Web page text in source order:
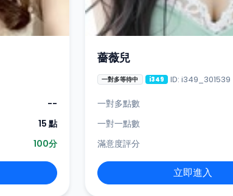
--
15 點
100分
薔薇兒
一對多等待中 i349 ID: i349_301539
一對多點數
一對一點數
滿意度評分
立即進入